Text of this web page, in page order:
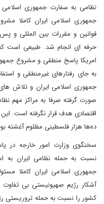
نظامی به سفارت جمهوری
جمهوری اسلامی ایران کاملا
قوانین و مقررات بین المللی و
حرفه ای انجام شد. طبیعی است
امریکا پاسخ منطقی و مشروع
به جای رفتارهای غیرمنطقی و
جمهوری اسلامی ایران و تلاش
صورت گرفته صرفا به مراکز مهم
اقتصادی هدف قرار نگرفته است.
ده‌ها هزار فلسطینی مظلوم آغشته
سخنگوی وزارت امور خارجه در
نسبت به حمله نظامی ایران به
جمهوری اسلامی ایران کاملا
آشکار رژیم صهیونیستی بی
کشور را نسبت به حمله تروریستی